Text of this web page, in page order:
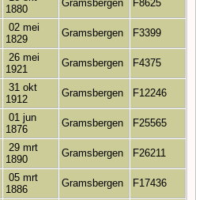
1880
Gramsbergen F8625
02 mei
1829
Gramsbergen F3399
26 mei
1921
Gramsbergen F4375
31 okt
1912
Gramsbergen F12246
01 jun
1876
Gramsbergen F25565
29 mrt
1890
Gramsbergen F26211
05 mrt
1886
Gramsbergen F17436